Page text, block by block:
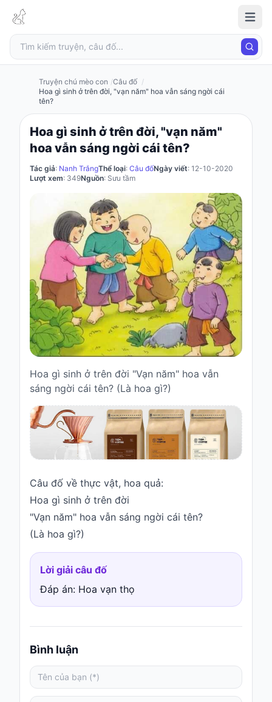
chú
mèo
con
Đăng
nhập
Đăng
Truyện
Truyện
cho
bé
Cổ
tích
Việt
Nam
Truyện
cổ
Grimms
Thơ
Vè
Truyện
cười
Giới
Truyện chú mèo con Câu đố
Hoa gì sinh ở trên đời, "vạn năm" hoa vẫn sáng ngời cái
tên?
Hoa gì sinh ở trên đời, "vạn năm"
hoa vẫn sáng ngời cái tên?
Tác giả: Nanh TrắngThể loại: Câu đốNgày viết: 12-10-2020
Lượt xem: 349Nguồn: Sưu tầm
Hoa gì sinh ở trên đời "Vạn năm" hoa vẫn
sáng ngời cái tên? (Là hoa gì?)
Câu đố về thực vật, hoa quả:
Hoa gì sinh ở trên đời
"Vạn năm" hoa vẫn sáng ngời cái tên?
(Là hoa gì?)
Lời giải câu đố
Đáp án: Hoa vạn thọ
Bình luận